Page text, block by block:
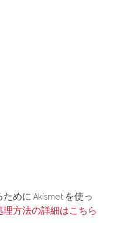
めに Akismet を使っ
方法の詳細はこちら